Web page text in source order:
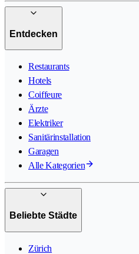
Entdecken
Restaurants
Hotels
Coiffeure
Ärzte
Elektriker
Sanitärinstallation
Garagen
Alle Kategorien
Beliebte Städte
Zürich